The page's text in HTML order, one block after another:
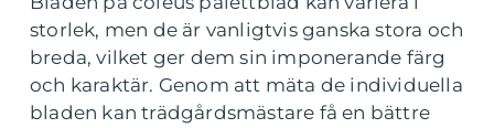
storlek, men de är vanligtvis ganska stora och
breda, vilket ger dem sin imponerande färg
och karaktär. Genom att mäta de individuella
bladen kan trädgårdsmästare få en bättre